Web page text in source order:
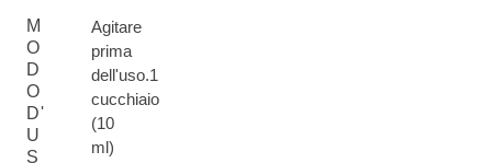
M
O
D
O
D'
U
S
Agitare
prima
dell'uso.1
cucchiaio
(10
ml)